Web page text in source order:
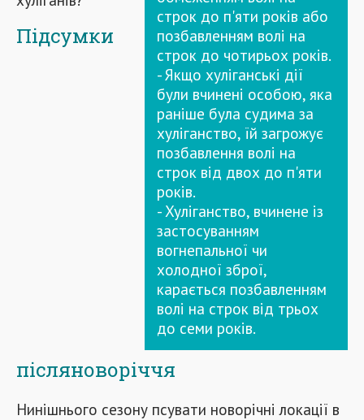
строк до п'яти років або
позбавленням волі на
строк до чотирьох років.
- Якщо хуліганські дії
були вчинені особою, яка
раніше була судима за
хуліганство, їй загрожує
позбавлення волі на
строк від двох до п'яти
років.
- Хуліганство, вчинене із
застосуванням
вогнепальної чи
холодної зброї,
карається позбавленням
волі на строк від трьох
до семи років.
Підсумки
післяноворіччя
Нинішнього сезону псувати новорічні локації в